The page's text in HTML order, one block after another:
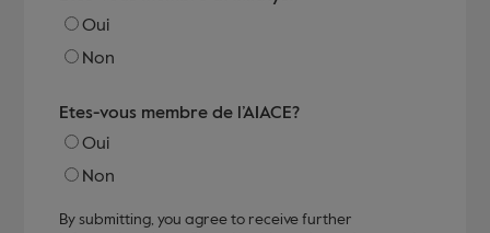
Oui
Non
Etes-vous membre de l’AIACE?
Oui
Non
By submitting, you agree to receive further